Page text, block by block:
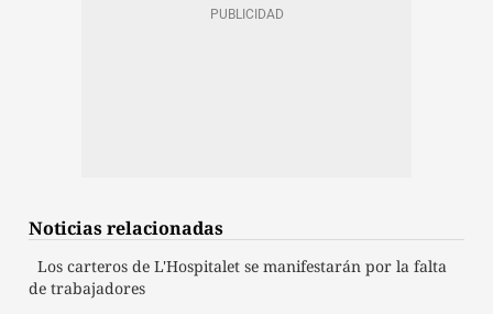
Noticias relacionadas
Los carteros de L'Hospitalet se manifestarán por la falta
de trabajadores